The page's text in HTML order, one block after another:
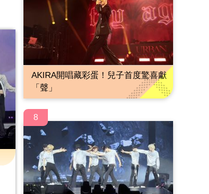
AKIRA開唱藏彩蛋！兒子首度驚喜獻
「聲」
8